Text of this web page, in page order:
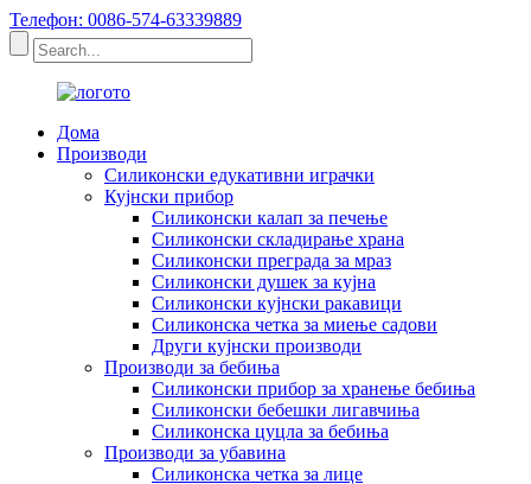
Телефон: 0086-574-63339889
Дома
Производи
Силиконски едукативни играчки
Кујнски прибор
Силиконски калап за печење
Силиконски складирање храна
Силиконски преграда за мраз
Силиконски душек за кујна
Силиконски кујнски ракавици
Силиконска четка за миење садови
Други кујнски производи
Производи за бебиња
Силиконски прибор за хранење бебиња
Силиконски бебешки лигавчиња
Силиконска цуцла за бебиња
Производи за убавина
Силиконска четка за лице